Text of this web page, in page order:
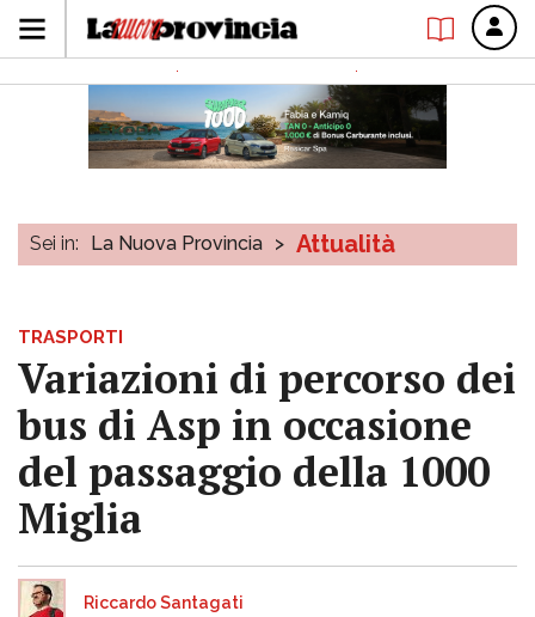
Sei in: La Nuova Provincia > Attualità
TRASPORTI
Variazioni di percorso dei
bus di Asp in occasione
del passaggio della 1000
Miglia
Riccardo Santagati